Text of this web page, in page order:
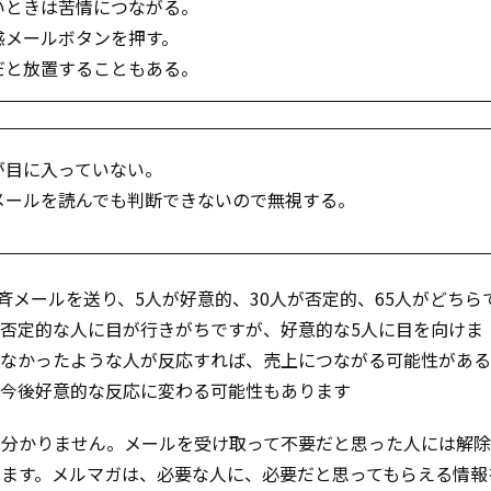
きは苦情につながる。
ールボタンを押す。
放置することもある。
に入っていない。
を読んでも判断できないので無視する。
メールを送り、5人が好意的、30人が否定的、65人がどちら
定的な人に目が行きがちですが、好意的な5人に目を向けま
かったような人が反応すれば、売上につながる可能性があ
後好意的な反応に変わる可能性もあります
かりません。メールを受け取って不要だと思った人には解
す。メルマガは、必要な人に、必要だと思ってもらえる情報